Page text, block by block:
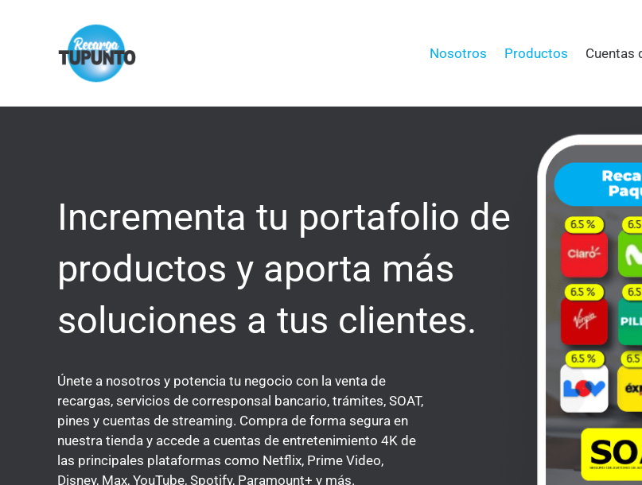
contenido
Nosotros Productos Cuentas
Incrementa tu portafolio de
productos y aporta más
soluciones a tus clientes.
Únete a nosotros y potencia tu negocio con la venta de
recargas, servicios de corresponsal bancario, trámites, SOAT,
pines y cuentas de streaming. Compra de forma segura en
nuestra tienda y accede a cuentas de entretenimiento 4K de
las principales plataformas como Netflix, Prime Video,
Disney, Max, YouTube, Spotify, Paramount+ y más.